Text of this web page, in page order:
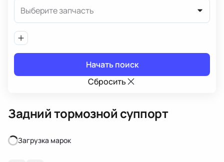
Выберите запчасть
Начать поиск
Сбросить
Задний тормозной суппорт
Загрузка марок
Загрузка марок